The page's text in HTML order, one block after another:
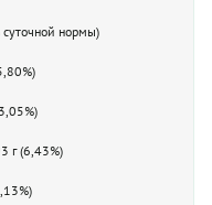
нормы)
г (6,43%)